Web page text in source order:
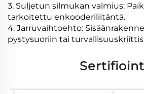
3. Suljetun silmukan valmius:
tarkoitettu enkooderiliitäntä.
4. Jarruvaihtoehto:
pystysuoriin tai